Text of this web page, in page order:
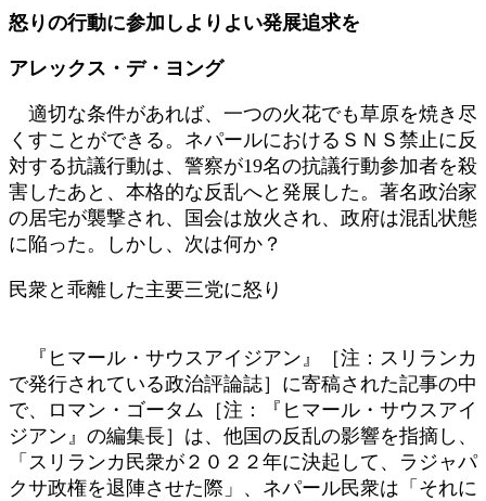
時
怒りの行動に参加しよりよい発展追求を
アレックス・デ・ヨング
適切な条件があれば、一つの火花でも草原を焼き尽
くすことができる。ネパールにおけるＳＮＳ禁止に反
対する抗議行動は、警察が19名の抗議行動参加者を殺
害したあと、本格的な反乱へと発展した。著名政治家
の居宅が襲撃され、国会は放火され、政府は混乱状態
に陥った。しかし、次は何か？
民衆と乖離した主要三党に怒り
『ヒマール・サウスアイジアン』［注：スリランカ
で発行されている政治評論誌］に寄稿された記事の中
で、ロマン・ゴータム［注：『ヒマール・サウスアイ
ジアン』の編集長］は、他国の反乱の影響を指摘し、
「スリランカ民衆が２０２２年に決起して、ラジャパ
クサ政権を退陣させた際」、ネパール民衆は「それに